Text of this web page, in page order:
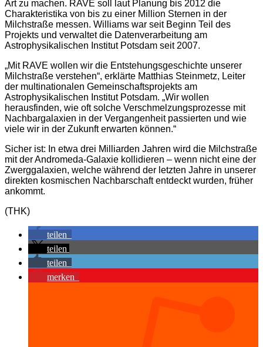
Art zu machen. RAVE soll laut Planung bis 2012 die
Charakteristika von bis zu einer Million Sternen in der
Milchstraße messen. Williams war seit Beginn Teil des
Projekts und verwaltet die Datenverarbeitung am
Astrophysikalischen Institut Potsdam seit 2007.
„Mit RAVE wollen wir die Entstehungsgeschichte unserer
Milchstraße verstehen“, erklärte Matthias Steinmetz, Leiter
der multinationalen Gemeinschaftsprojekts am
Astrophysikalischen Institut Potsdam. „Wir wollen
herausfinden, wie oft solche Verschmelzungsprozesse mit
Nachbargalaxien in der Vergangenheit passierten und wie
viele wir in der Zukunft erwarten können.“
Sicher ist: In etwa drei Milliarden Jahren wird die Milchstraße
mit der Andromeda-Galaxie kollidieren – wenn nicht eine der
Zwerggalaxien, welche während der letzten Jahre in unserer
direkten kosmischen Nachbarschaft entdeckt wurden, früher
ankommt.
(THK)
teilen
teilen
teilen
merken